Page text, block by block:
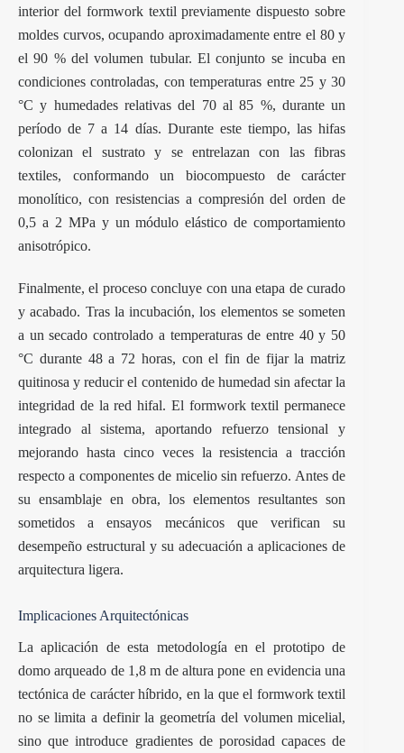
interior del formwork textil previamente dispuesto sobre
moldes curvos, ocupando aproximadamente entre el 80 y
el 90 % del volumen tubular. El conjunto se incuba en
condiciones controladas, con temperaturas entre 25 y 30
°C y humedades relativas del 70 al 85 %, durante un
período de 7 a 14 días. Durante este tiempo, las hifas
colonizan el sustrato y se entrelazan con las fibras
textiles, conformando un biocompuesto de carácter
monolítico, con resistencias a compresión del orden de
0,5 a 2 MPa y un módulo elástico de comportamiento
anisotrópico.
Finalmente, el proceso concluye con una etapa de curado
y acabado. Tras la incubación, los elementos se someten
a un secado controlado a temperaturas de entre 40 y 50
°C durante 48 a 72 horas, con el fin de fijar la matriz
quitinosa y reducir el contenido de humedad sin afectar la
integridad de la red hifal. El formwork textil permanece
integrado al sistema, aportando refuerzo tensional y
mejorando hasta cinco veces la resistencia a tracción
respecto a componentes de micelio sin refuerzo. Antes de
su ensamblaje en obra, los elementos resultantes son
sometidos a ensayos mecánicos que verifican su
desempeño estructural y su adecuación a aplicaciones de
arquitectura ligera.
Implicaciones Arquitectónicas
La aplicación de esta metodología en el prototipo de
domo arqueado de 1,8 m de altura pone en evidencia una
tectónica de carácter híbrido, en la que el formwork textil
no se limita a definir la geometría del volumen micelial,
sino que introduce gradientes de porosidad capaces de